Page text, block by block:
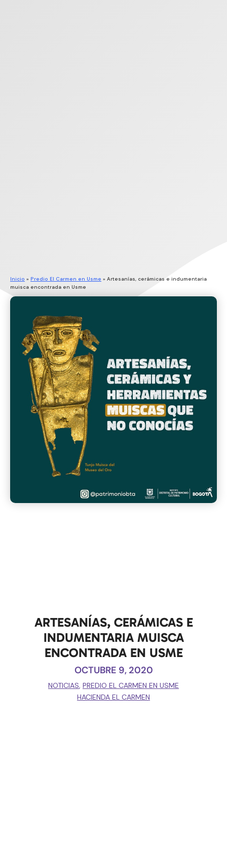
Inicio » Predio El Carmen en Usme » Artesanías, cerámicas e indumentaria
muisca encontrada en Usme
ARTESANÍAS, CERÁMICAS E
INDUMENTARIA MUISCA
ENCONTRADA EN USME
OCTUBRE 9, 2020
NOTICIAS, PREDIO EL CARMEN EN USME
HACIENDA EL CARMEN